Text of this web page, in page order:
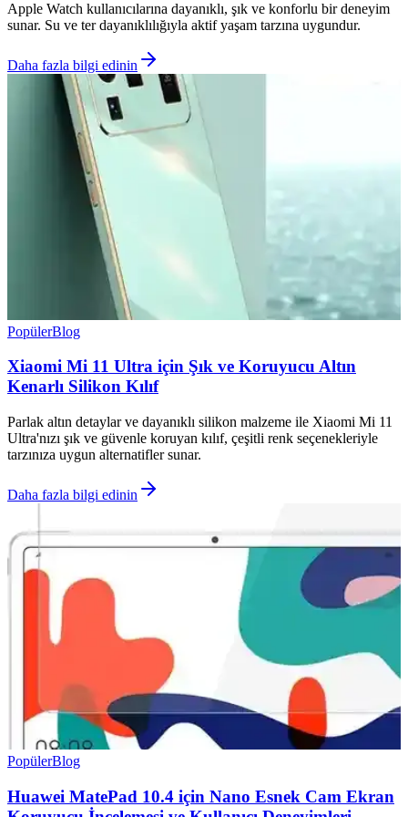
Apple Watch kullanıcılarına dayanıklı, şık ve konforlu bir deneyim
sunar. Su ve ter dayanıklılığıyla aktif yaşam tarzına uygundur.
Daha fazla bilgi edinin
PopülerBlog
Xiaomi Mi 11 Ultra için Şık ve Koruyucu Altın
Kenarlı Silikon Kılıf
Parlak altın detaylar ve dayanıklı silikon malzeme ile Xiaomi Mi 11
Ultra'nızı şık ve güvenle koruyan kılıf, çeşitli renk seçenekleriyle
tarzınıza uygun alternatifler sunar.
Daha fazla bilgi edinin
PopülerBlog
Huawei MatePad 10.4 için Nano Esnek Cam Ekran